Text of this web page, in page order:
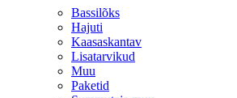
Bassilõks
Hajuti
Kaasaskantav
Lisatarvikud
Muu
Paketid